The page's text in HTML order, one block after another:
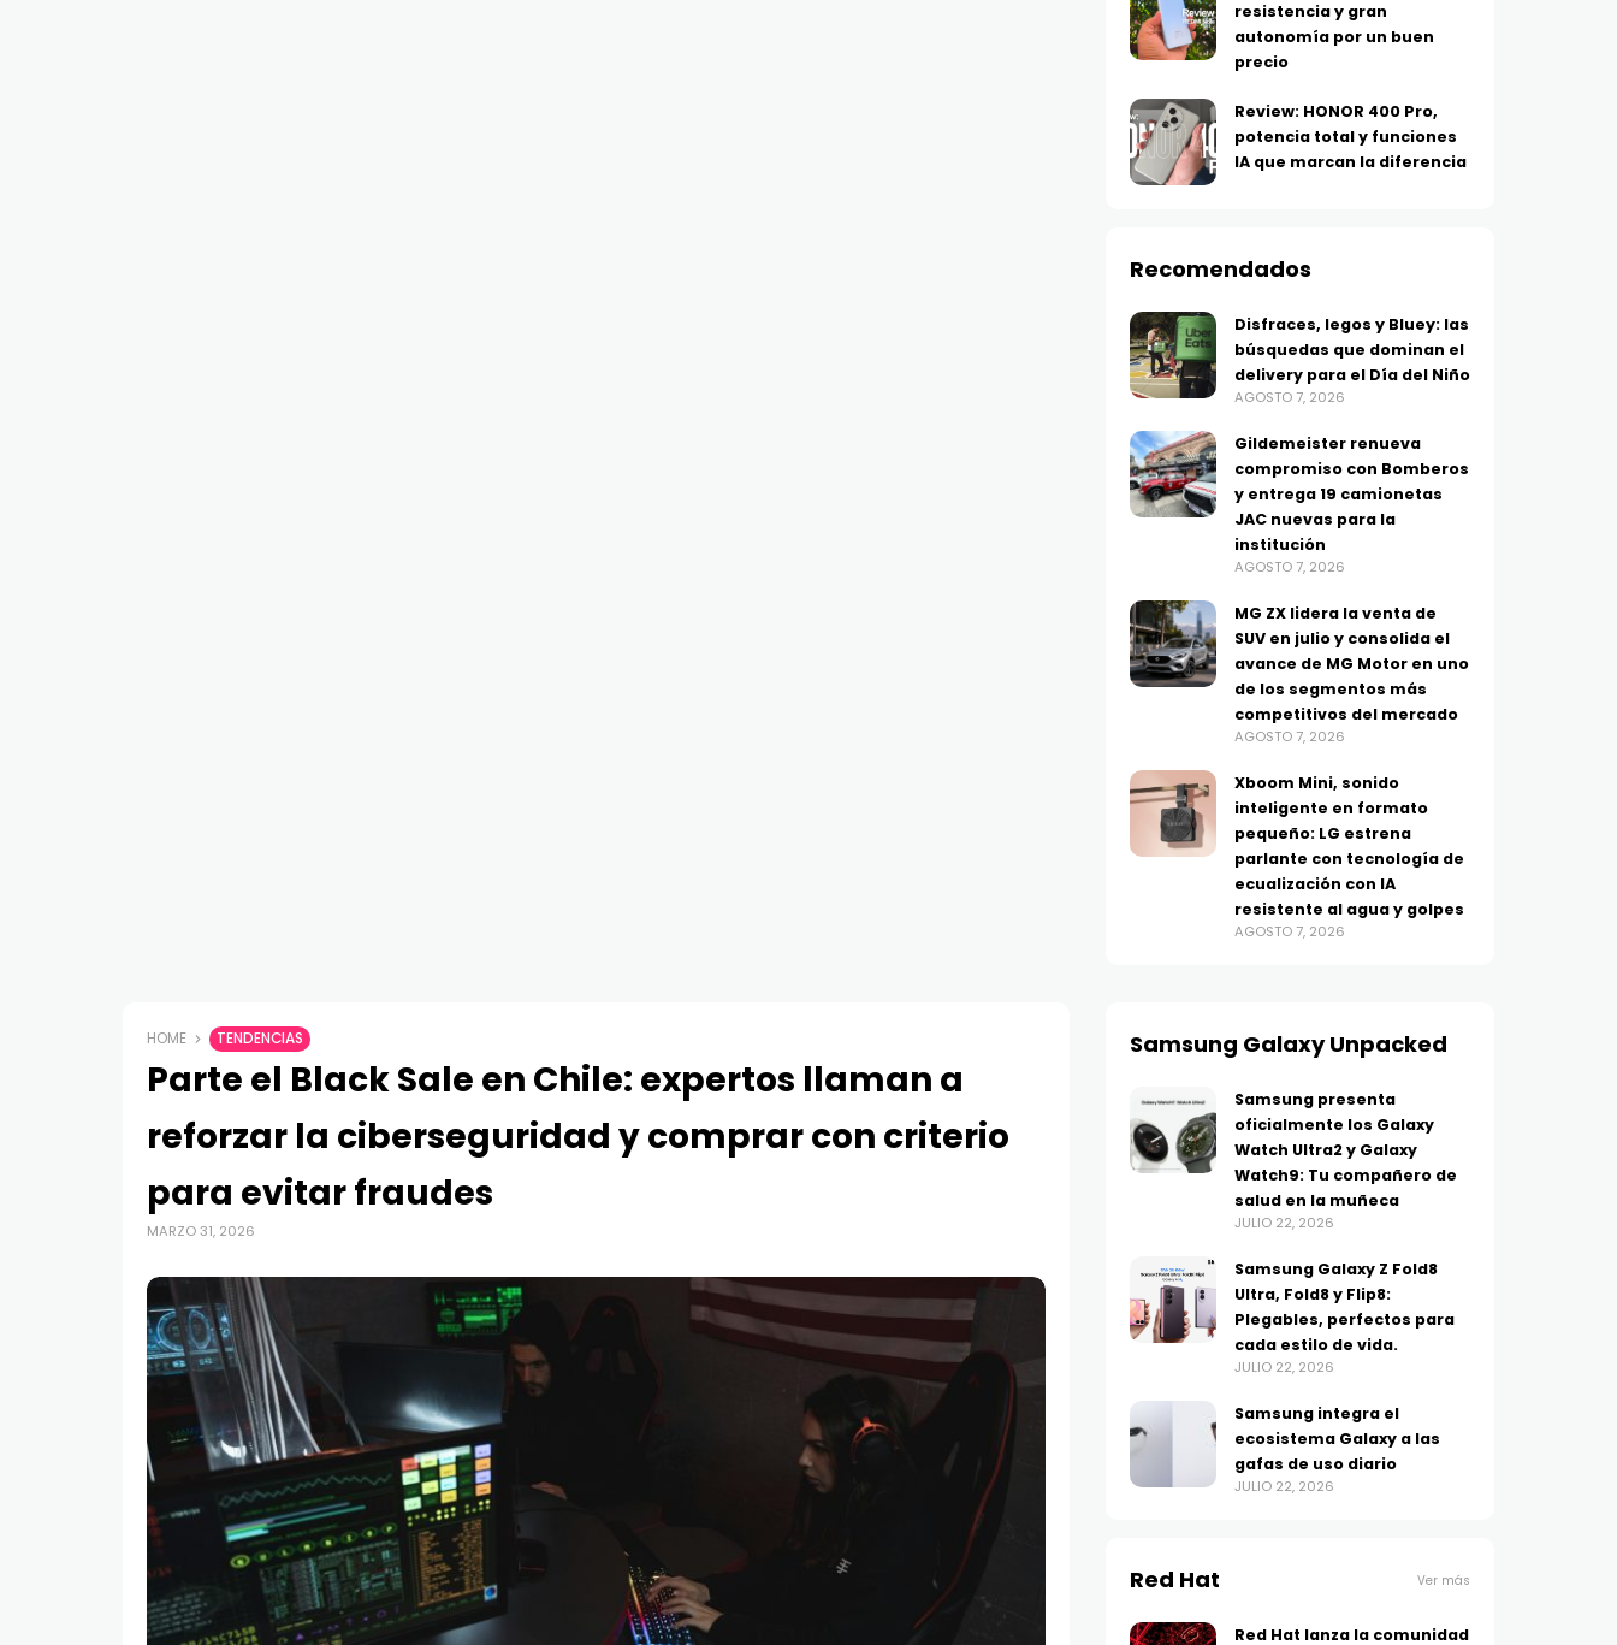
resistencia y gran
autonomía por un buen
precio
Review: HONOR 400 Pro,
potencia total y funciones
IA que marcan la diferencia
Recomendados
Disfraces, legos y Bluey: las
búsquedas que dominan el
delivery para el Día del Niño
AGOSTO 7, 2026
Gildemeister renueva
compromiso con Bomberos
y entrega 19 camionetas
JAC nuevas para la
institución
AGOSTO 7, 2026
MG ZX lidera la venta de
SUV en julio y consolida el
avance de MG Motor en uno
de los segmentos más
competitivos del mercado
AGOSTO 7, 2026
Xboom Mini, sonido
inteligente en formato
pequeño: LG estrena
parlante con tecnología de
ecualización con IA
resistente al agua y golpes
AGOSTO 7, 2026
HOME TENDENCIAS
Parte el Black Sale en Chile: expertos llaman a
reforzar la ciberseguridad y comprar con criterio
para evitar fraudes
MARZO 31, 2026
Samsung Galaxy Unpacked
Samsung presenta
oficialmente los Galaxy
Watch Ultra2 y Galaxy
Watch9: Tu compañero de
salud en la muñeca
JULIO 22, 2026
Samsung Galaxy Z Fold8
Ultra, Fold8 y Flip8:
Plegables, perfectos para
cada estilo de vida.
JULIO 22, 2026
Samsung integra el
ecosistema Galaxy a las
gafas de uso diario
JULIO 22, 2026
Red Hat Ver más
Red Hat lanza la comunidad